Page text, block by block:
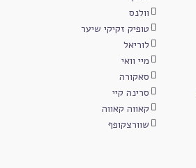
וולנס
טופיק זקיקי שיער
לוריאל
מיי וואי
סאקורה
סרינה קיי
קאווה קאווה
שוורצקופף